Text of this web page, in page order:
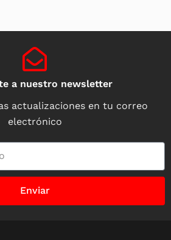
a nuestro newsletter
actualizaciones en tu correo
electrónico
Enviar